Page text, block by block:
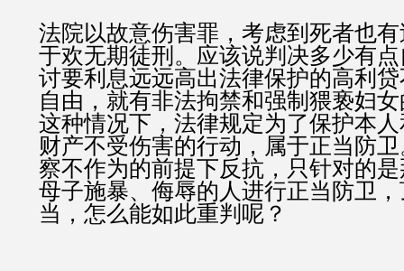
法院以故意伤害罪，考虑到死者也
于欢无期徒刑。应该说判决多少有
讨要利息远远高出法律保护的高利
自由，就有非法拘禁和强制猥亵妇
这种情况下，法律规定为了保护本
财产不受伤害的行动，属于正当防
察不作为的前提下反抗，只针对的
母子施暴、侮辱的人进行正当防卫
当，怎么能如此重判呢？